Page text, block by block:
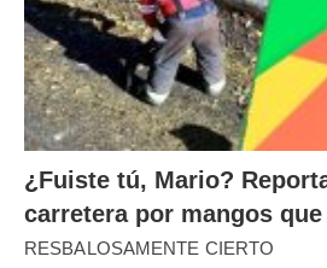
¿Fuiste tú, Mario?
carretera por mangos
RESBALOSAMENTE CIERTO